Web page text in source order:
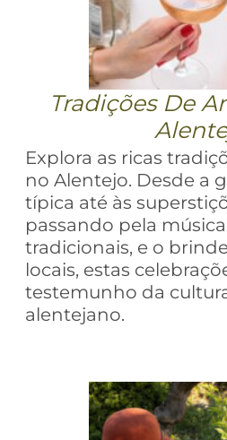
Tradições De
Explora as ricas
no Alentejo. Desde a
típica até às
passando pela
tradicionais, e o
locais, estas
testemunho da
alentejano.